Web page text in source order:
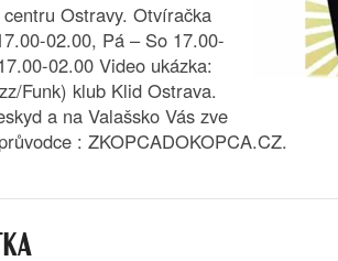
Ostravy. Otvíračka
02.00, Pá – So 17.00-
02.00 Video ukázka:
Funk) klub Klid Ostrava.
a na Valašsko Vás zve
: ZKOPCADOKOPCA.CZ.